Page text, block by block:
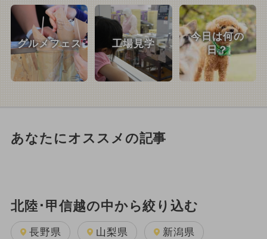
グルメフェス 工場見学
今日は何の
日？
あなたにオススメの記事
北陸･甲信越の中から絞り込む
長野県 山梨県 新潟県